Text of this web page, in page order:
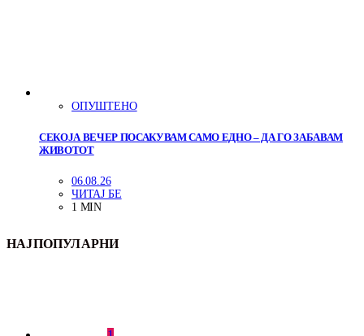
ОПУШТЕНО
СЕКОЈА ВЕЧЕР ПОСАКУВАМ САМО ЕДНО – ДА ГО ЗАБАВАМ
ЖИВОТОТ
06.08.26
ЧИТАЈ БЕ
1 MIN
НАЈПОПУЛАРНИ